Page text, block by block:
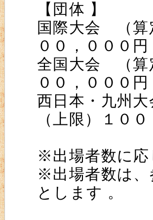
【団体 】
国際大会 （算
００，０００円
全国大会 （算
００，０００円
西日本・九州
（上限）１０
※出場者数に
※出場者数は、
とします 。